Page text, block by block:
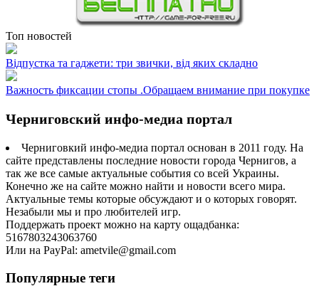
Топ новостей
Відпустка та гаджети: три звички, від яких складно
Важность фиксации стопы .Обращаем внимание при покупке
Черниговский инфо-медиа портал
Черниговкий инфо-медиа портал основан в 2011 году. На
сайте представлены последние новости города Чернигов, а
так же все самые актуальные события со всей Украины.
Конечно же на сайте можно найти и новости всего мира.
Актуальные темы которые обсуждают и о которых говорят.
Незабыли мы и про любителей игр.
Поддержать проект можно на карту ощадбанка:
5167803243063760
Или на PayPal: ametvile@gmail.com
Популярные теги